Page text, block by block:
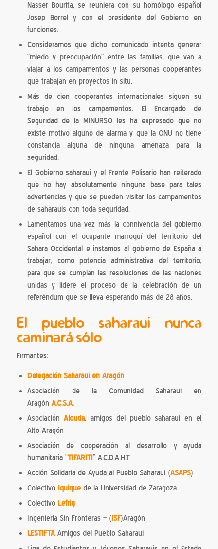
Nasser Bourita, se reuniera con su homólogo español
Josep Borrel y con el presidente del Gobierno en
funciones.
Consideramos que dicho comunicado intenta generar
“miedo y preocupación” entre las familias, que van a
viajar a los campamentos y las personas cooperantes
que trabajan en proyectos in situ.
Más de cien cooperantes internacionales siguen su
trabajo en los campamentos. El Encargado de
Seguridad de la MINURSO les ha expresado que no
existe motivo alguno de alarma y que la ONU no tiene
constancia alguna de ninguna amenaza para la
seguridad.
El Gobierno saharaui y el Frente Polisario han reiterado
que no hay absolutamente ninguna base para tales
advertencias y que se pueden visitar los campamentos
de saharauis con toda seguridad.
Lamentamos una vez más la connivencia del gobierno
español con el ocupante marroquí del territorio del
Sahara Occidental e instamos al gobierno de España a
trabajar, como potencia administrativa del territorio,
para que se cumplan las resoluciones de las naciones
unidas y lidere el proceso de la celebración de un
referéndum que se lleva esperando más de 28 años.
El pueblo saharaui nunca
caminará sólo
Firmantes:
Delegación Saharaui en Aragón
Asociación de la Comunidad Saharaui en
Aragón A.C.S.A.
AsociaciónAlouda, amigos del pueblo saharaui en el
Alto Aragón
Asociación de cooperación al desarrollo y ayuda
humanitaria “TIFARITI” A.C.D.A.H.T
Acción Solidaria de Ayuda al Pueblo Saharaui (ASAPS)
Colectivo Iquiquede la Universidad de Zaragoza
Colectivo Lefrig
Ingeniería Sin Fronteras – (ISF)Aragón
LESTIFTAAmigos del Pueblo Saharaui